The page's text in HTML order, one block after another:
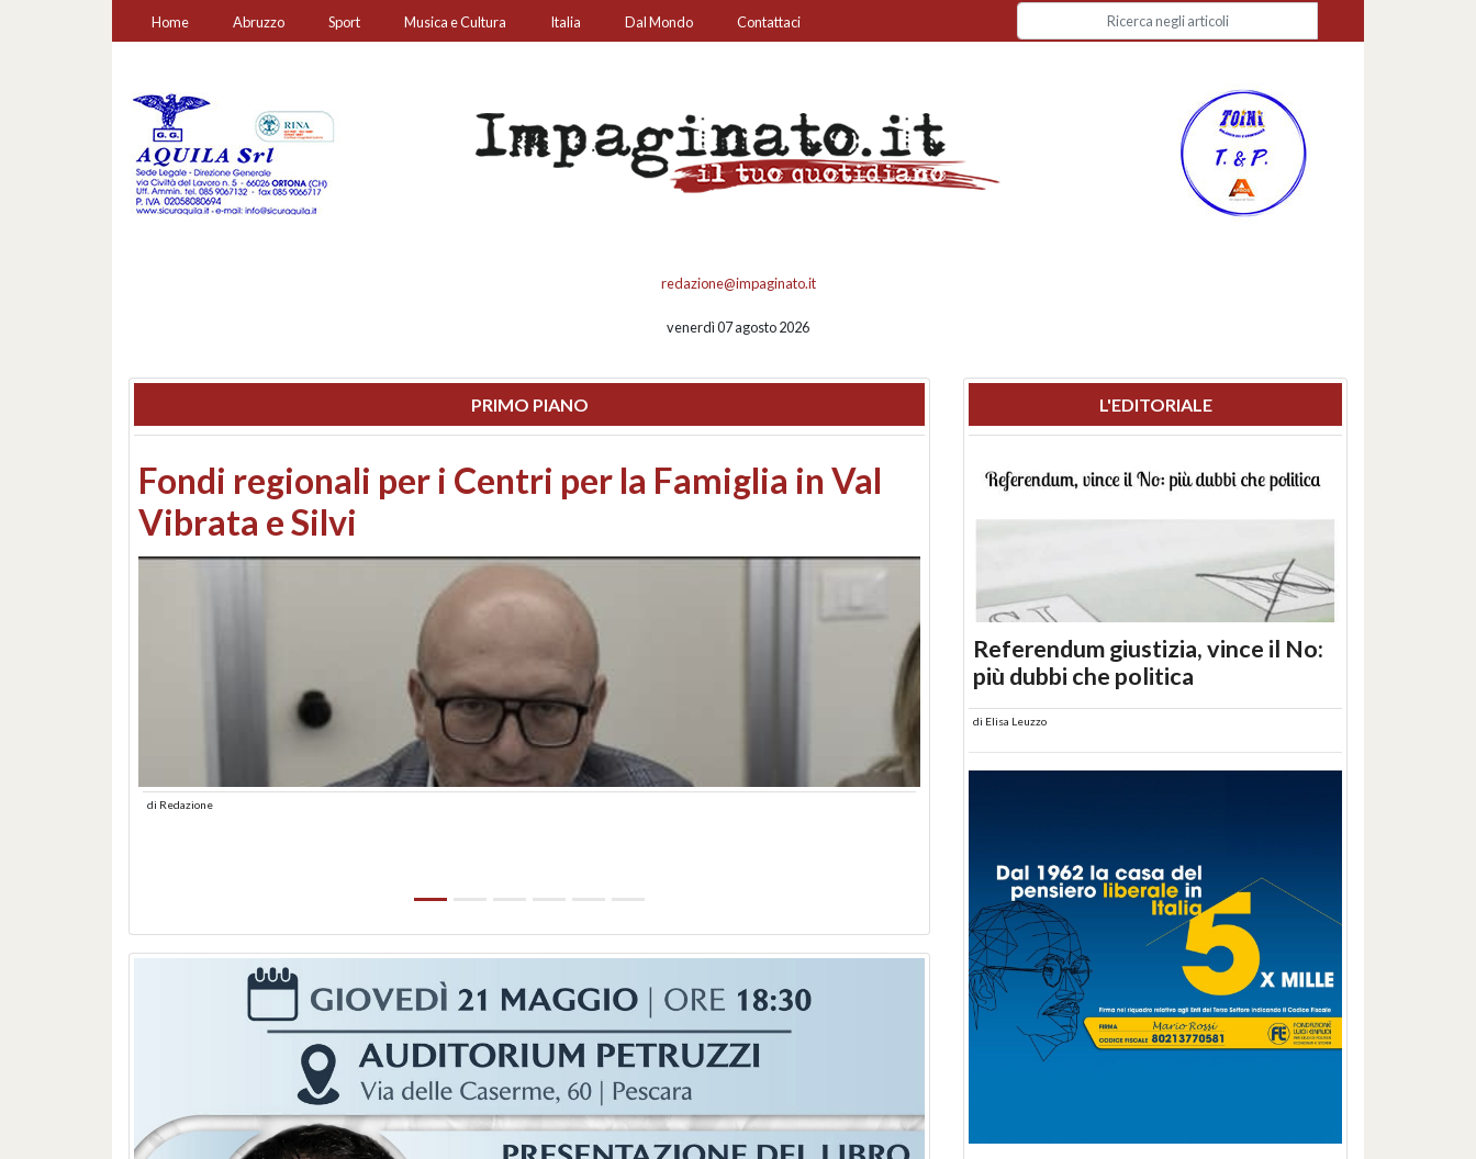
Home Abruzzo Sport Musica e Cultura Italia Dal Mondo Contattaci
redazione@impaginato.it
venerdì 07 agosto 2026
PRIMO PIANO
Montesilvano, sequestrato un chiosco sul
lungomare: contestati abusi edilizi e occupazione
abusiva
L'EDITORIALE
Referendum giustizia, vince il No:
più dubbi che politica
di Elisa Leuzzo